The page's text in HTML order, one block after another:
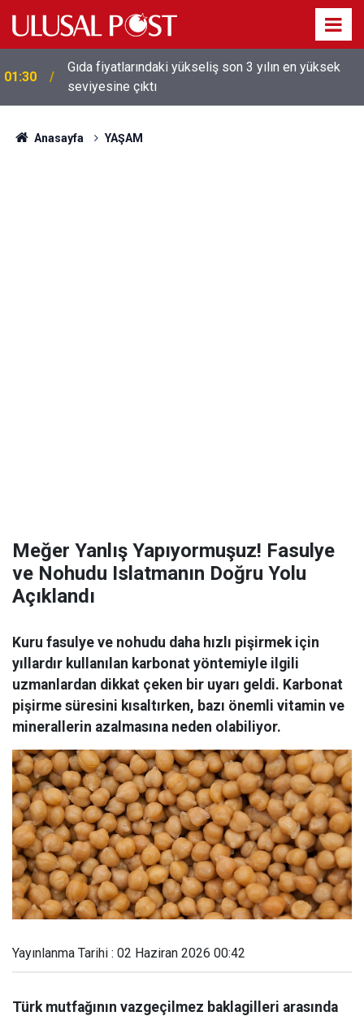
01:26
Galatasaray'dan sekiz kişi hakkında savcılığa suç
duyurusu
Anasayfa YAŞAM
Meğer Yanlış Yapıyormuşuz! Fasulye
ve Nohudu Islatmanın Doğru Yolu
Açıklandı
Kuru fasulye ve nohudu daha hızlı pişirmek için
yıllardır kullanılan karbonat yöntemiyle ilgili
uzmanlardan dikkat çeken bir uyarı geldi. Karbonat
pişirme süresini kısaltırken, bazı önemli vitamin ve
minerallerin azalmasına neden olabiliyor.
Yayınlanma Tarihi : 02 Haziran 2026 00:42
Türk mutfağının vazgeçilmez baklagilleri arasında